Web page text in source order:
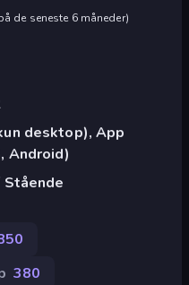
de seneste 6 måneder)
desktop), App
Android)
Stående
380